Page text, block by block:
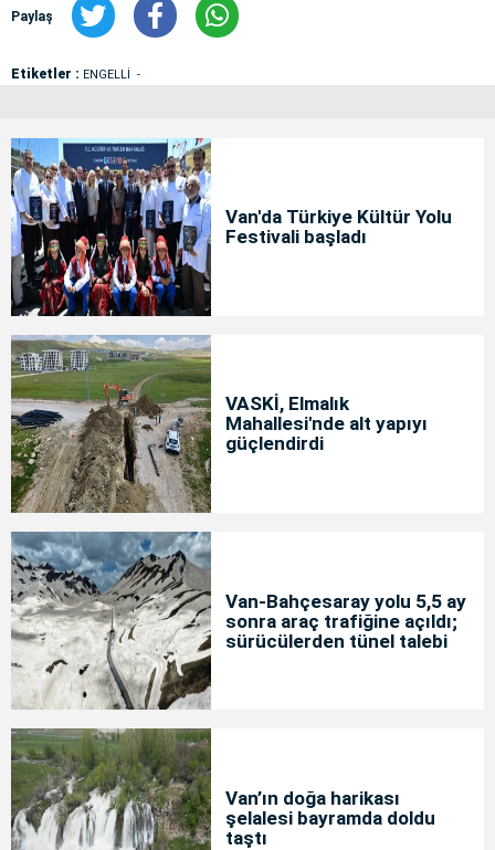
Paylaş
Etiketler : ENGELLİ
Van'da Türkiye Kültür Yolu
Festivali başladı
VASKİ, Elmalık
Mahallesi'nde alt yapıyı
güçlendirdi
Van-Bahçesaray yolu 5,5 ay
sonra araç trafiğine açıldı;
sürücülerden tünel talebi
Van’ın doğa harikası
şelalesi bayramda doldu
taştı